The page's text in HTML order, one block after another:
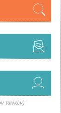
ταινιών)